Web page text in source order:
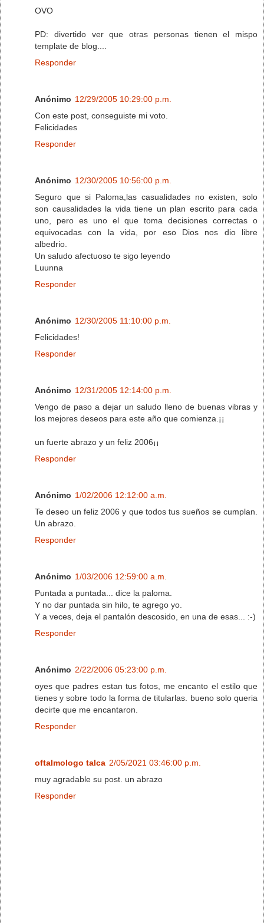
OVO
PD: divertido ver que otras personas tienen el mispo
template de blog....
Responder
Anónimo 12/29/2005 10:29:00 p.m.
Con este post, conseguiste mi voto.
Felicidades
Responder
Anónimo 12/30/2005 10:56:00 p.m.
Seguro que si Paloma,las casualidades no existen, solo
son causalidades la vida tiene un plan escrito para cada
uno, pero es uno el que toma decisiones correctas o
equivocadas con la vida, por eso Dios nos dio libre
albedrio.
Un saludo afectuoso te sigo leyendo
Luunna
Responder
Anónimo 12/30/2005 11:10:00 p.m.
Felicidades!
Responder
Anónimo 12/31/2005 12:14:00 p.m.
Vengo de paso a dejar un saludo lleno de buenas vibras y
los mejores deseos para este año que comienza.¡¡
un fuerte abrazo y un feliz 2006¡¡
Responder
Anónimo 1/02/2006 12:12:00 a.m.
Te deseo un feliz 2006 y que todos tus sueños se cumplan.
Un abrazo.
Responder
Anónimo 1/03/2006 12:59:00 a.m.
Puntada a puntada... dice la paloma.
Y no dar puntada sin hilo, te agrego yo.
Y a veces, deja el pantalón descosido, en una de esas... :-)
Responder
Anónimo 2/22/2006 05:23:00 p.m.
oyes que padres estan tus fotos, me encanto el estilo que
tienes y sobre todo la forma de titularlas. bueno solo queria
decirte que me encantaron.
Responder
oftalmologo talca 2/05/2021 03:46:00 p.m.
muy agradable su post. un abrazo
Responder